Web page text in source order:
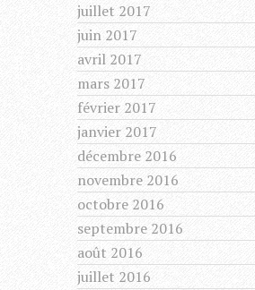
juillet 2017
juin 2017
avril 2017
mars 2017
février 2017
janvier 2017
décembre 2016
novembre 2016
octobre 2016
septembre 2016
août 2016
juillet 2016